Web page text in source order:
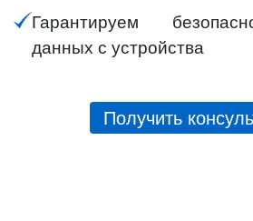
Гарантируем
данных с устройства
Получить